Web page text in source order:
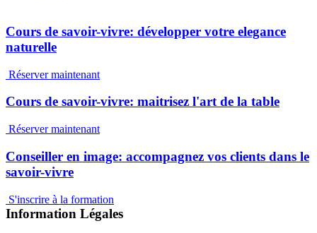
Cours de savoir-vivre: développer votre elegance
naturelle
Réserver maintenant
Cours de savoir-vivre: maitrisez l'art de la table
Réserver maintenant
Conseiller en image: accompagnez vos clients dans le
savoir-vivre
S'inscrire à la formation
Information Légales